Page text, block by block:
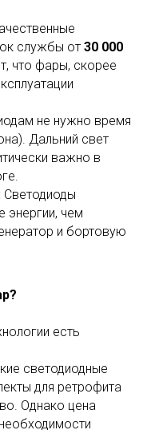
службы от 30 000
что фары, скорее
не нужно время
Дальний свет
важно в
Светодиоды
энергии, чем
и бортовую
есть
светодиодные
для ретрофита
Однако цена